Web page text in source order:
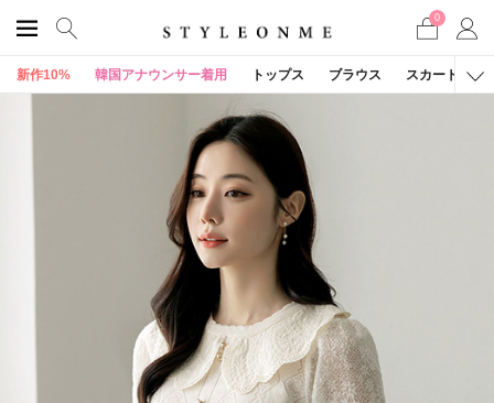
0
新作10% 韓国アナウンサー着用 トップス ブラウス スカート